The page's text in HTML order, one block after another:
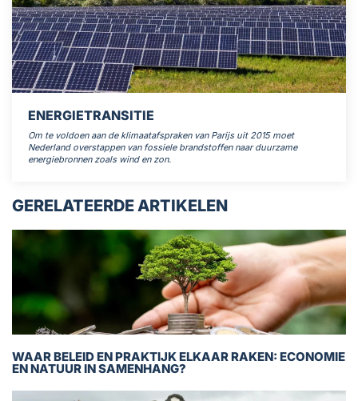
ENERGIETRANSITIE
Om te voldoen aan de klimaatafspraken van Parijs uit 2015 moet
Nederland overstappen van fossiele brandstoffen naar duurzame
energiebronnen zoals wind en zon.
GERELATEERDE ARTIKELEN
WAAR BELEID EN PRAKTIJK ELKAAR RAKEN: ECONOMIE
EN NATUUR IN SAMENHANG?